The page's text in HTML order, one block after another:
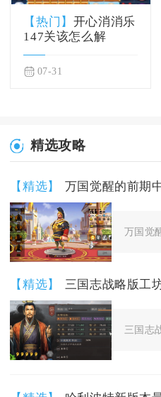
【热门】 开心消消乐
147关该怎么解
07-31
精选攻略
【精选】
万国觉
【精选】 三国志战略版工
三国志